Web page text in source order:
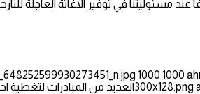
عند مسئوليتنا في توفير الاغاثة العاجلة
1000 1000
العديد من المبادرات لتغطية